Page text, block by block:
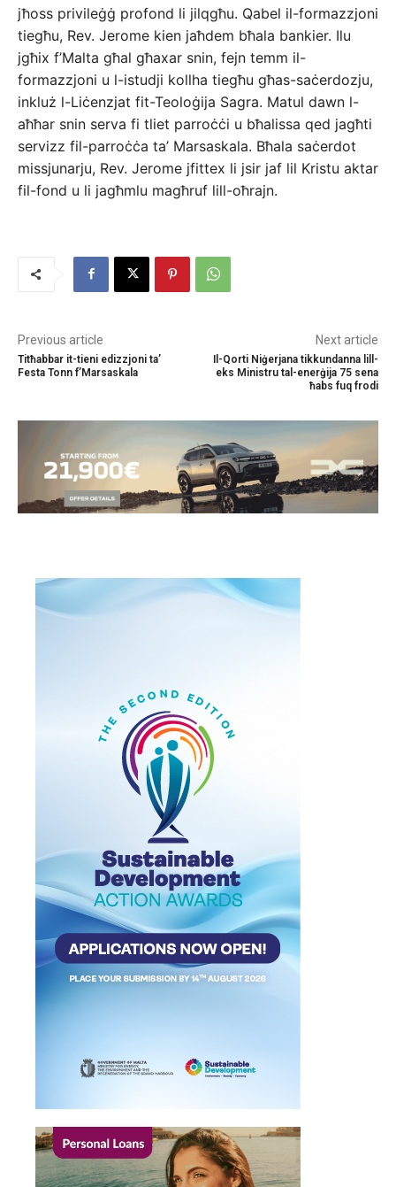
jħoss privileġġ profond li jilqgħu. Qabel il-formazzjoni
tiegħu, Rev. Jerome kien jaħdem bħala bankier. Ilu
jgħix f’Malta għal għaxar snin, fejn temm il-
formazzjoni u l-istudji kollha tiegħu għas-saċerdozju,
inkluż l-Liċenzjat fit-Teoloġija Sagra. Matul dawn l-
aħħar snin serva fi tliet parroċċi u bħalissa qed jagħti
servizz fil-parroċċa ta’ Marsaskala. Bħala saċerdot
missjunarju, Rev. Jerome jfittex li jsir jaf lil Kristu aktar
fil-fond u li jagħmlu magħruf lill-oħrajn.
Previous article
Titħabbar it-tieni edizzjoni ta’
Festa Tonn f’Marsaskala
Next article
Il-Qorti Niġerjana tikkundanna lill-
eks Ministru tal-enerġija 75 sena
ħabs fuq frodi